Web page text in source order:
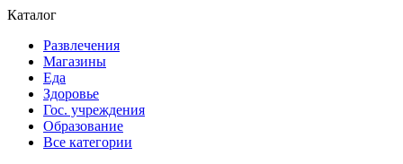
Каталог
Развлечения
Магазины
Еда
Здоровье
Гос. учреждения
Образование
Все категории